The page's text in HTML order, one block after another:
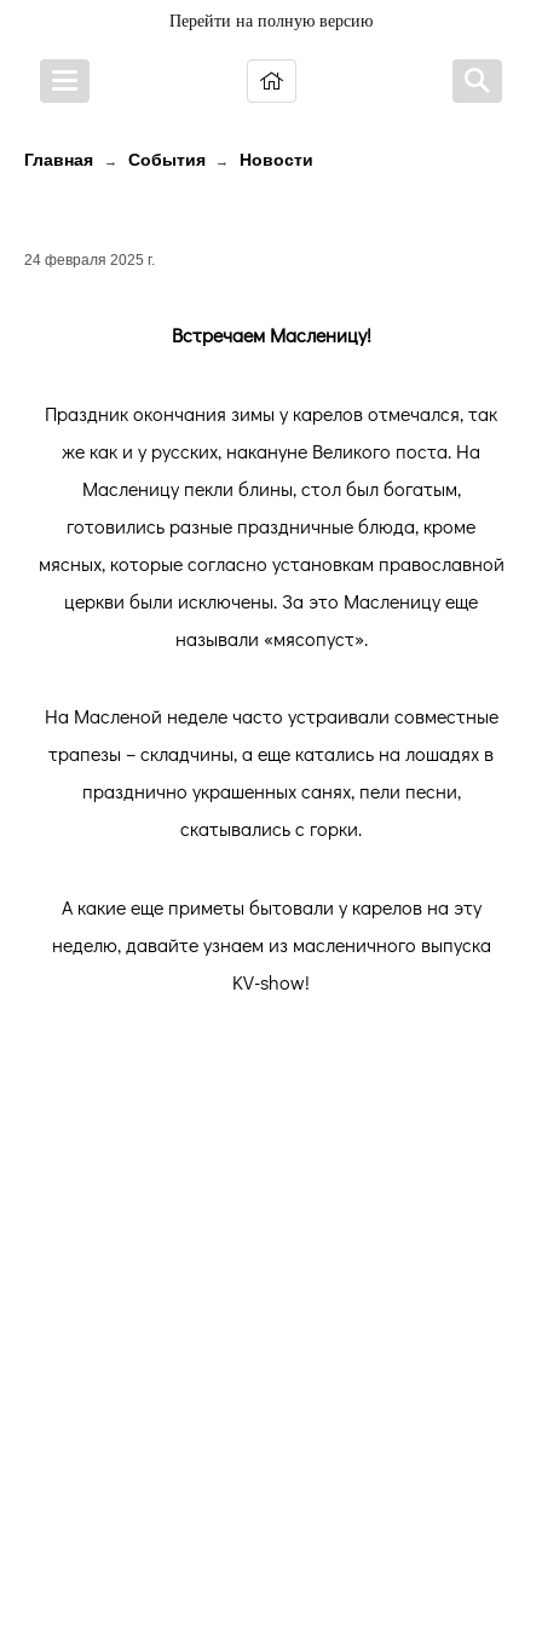
Перейти на полную версию
Главная → События → Новости
24 февраля 2025 г.
Встречаем Масленицу!
Праздник окончания зимы у карелов отмечался, так
же как и у русских, накануне Великого поста. На
Масленицу пекли блины, стол был богатым,
готовились разные праздничные блюда, кроме
мясных, которые согласно установкам православной
церкви были исключены. За это Масленицу еще
называли «мясопуст».
На Масленой неделе часто устраивали совместные
трапезы – складчины, а еще катались на лошадях в
празднично украшенных санях, пели песни,
скатывались с горки.
А какие еще приметы бытовали у карелов на эту
неделю, давайте узнаем из масленичного выпуска
KV-show!